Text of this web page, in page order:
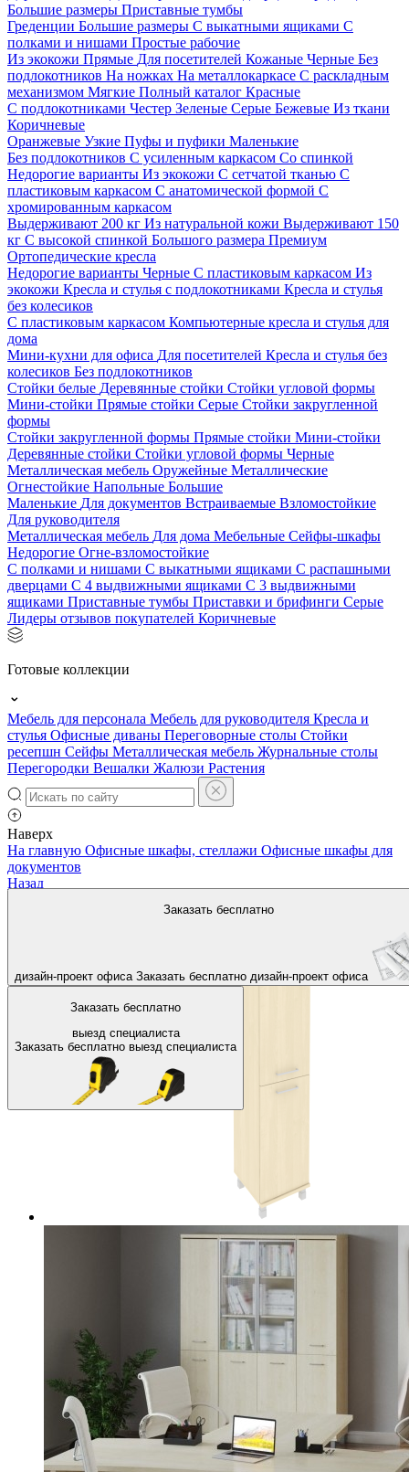
Большие размеры Приставные тумбы
Греденции Большие размеры С выкатными ящиками С
полками и нишами Простые рабочие
Из экокожи Прямые Для посетителей Кожаные Черные Без
подлокотников На ножках На металлокаркасе С раскладным
механизмом Мягкие Полный каталог Красные
С подлокотниками Честер Зеленые Серые Бежевые Из ткани
Коричневые
Оранжевые Узкие Пуфы и пуфики Маленькие
Без подлокотников С усиленным каркасом Со спинкой
Недорогие варианты Из экокожи С сетчатой тканью С
пластиковым каркасом С анатомической формой С
хромированным каркасом
Выдерживают 200 кг Из натуральной кожи Выдерживают 150
кг С высокой спинкой Большого размера Премиум
Ортопедические кресла
Недорогие варианты Черные С пластиковым каркасом Из
экокожи Кресла и стулья с подлокотниками Кресла и стулья
без колесиков
С пластиковым каркасом Компьютерные кресла и стулья для
дома
Мини-кухни для офиса Для посетителей Кресла и стулья без
колесиков Без подлокотников
Стойки белые Деревянные стойки Стойки угловой формы
Мини-стойки Прямые стойки Серые Стойки закругленной
формы
Стойки закругленной формы Прямые стойки Мини-стойки
Деревянные стойки Стойки угловой формы Черные
Металлическая мебель Оружейные Металлические
Огнестойкие Напольные Большие
Маленькие Для документов Встраиваемые Взломостойкие
Для руководителя
Металлическая мебель Для дома Мебельные Сейфы-шкафы
Недорогие Огне-взломостойкие
С полками и нишами С выкатными ящиками С распашными
дверцами С 4 выдвижными ящиками С 3 выдвижными
ящиками Приставные тумбы Приставки и брифинги Серые
Лидеры отзывов покупателей Коричневые
Готовые коллекции
Мебель для персонала Мебель для руководителя Кресла и
стулья Офисные диваны Переговорные столы Стойки
ресепшн Сейфы Металлическая мебель Журнальные столы
Перегородки Вешалки Жалюзи Растения
Наверх
Заказать бесплатно
дизайн-проект офиса Заказать бесплатно дизайн-проект офиса
Заказать бесплатно
выезд специалиста
Заказать бесплатно выезд специалиста
На главную Офисные шкафы, стеллажи Офисные шкафы для
документов
Назад